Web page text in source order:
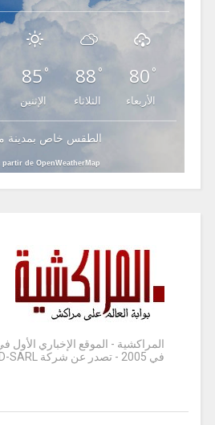
85°
الإثنين
88 °
الثلاثاء
80 °
الأربعاء
الطقس خاص بمدينة
partir de OpenWeatherMap
المراكشية - الموقع الإخباري
في 2005 - تصدر عن شركة IMAR MED-SARL